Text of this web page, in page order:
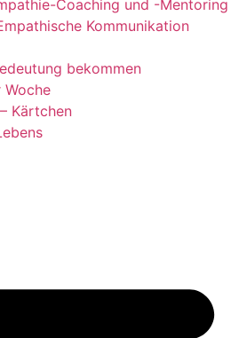
Coaching und -Mentoring
Kommunikation
bekommen
Woche
Kärtchen